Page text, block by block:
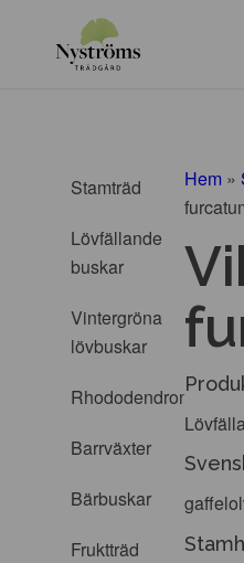
Stamträd
Lövfällande
buskar
Vintergröna
lövbuskar
Rhododendron
Barrväxter
Bärbuskar
Fruktträd
Hem »